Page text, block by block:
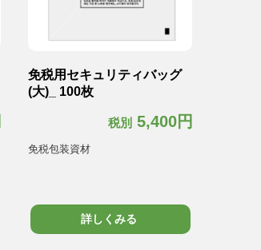
免税用セキュリティバッグ
(大)_ 100枚
税別 5,400円
免税包装資材
詳しくみる